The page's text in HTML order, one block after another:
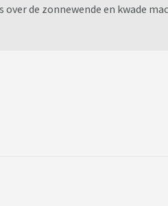
de zonnewende en kwade